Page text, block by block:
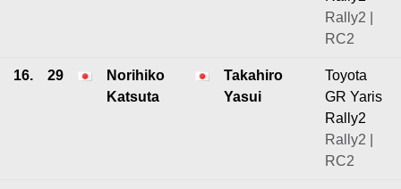
Rally2 |
RC2
16. 29
Norihiko
Katsuta
Takahiro
Yasui
Toyota
GR Yaris
Rally2
Rally2 |
RC2